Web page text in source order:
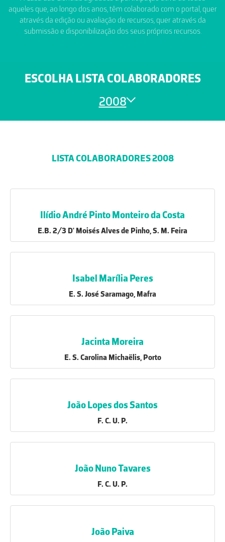
aqueles que, ao longo dos anos, têm colaborado com o portal, quer
através da edição ou avaliação de recursos, quer através da
submissão e disponibilização dos seus próprios recursos.
ESCOLHA LISTA COLABORADORES
2008
LISTA COLABORADORES 2008
Ilídio André Pinto Monteiro da Costa
E.B. 2/3 D' Moisés Alves de Pinho, S. M. Feira
Isabel Marília Peres
E. S. José Saramago, Mafra
Jacinta Moreira
E. S. Carolina Michaëlis, Porto
João Lopes dos Santos
F. C. U. P.
João Nuno Tavares
F. C. U. P.
João Paiva